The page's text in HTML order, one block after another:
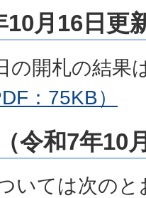
月16日更
の開札の結果
：75KB）
令和7年10
いては次の